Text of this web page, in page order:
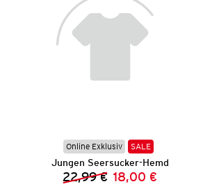
Online Exklusiv SALE
Jungen Seersucker-Hemd
Vorheriger Preis:
22,99 € Neuer Preis:
18,00 €